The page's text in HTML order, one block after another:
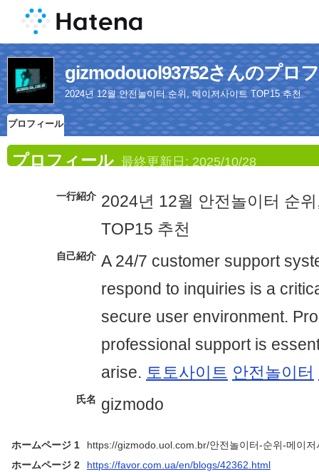
gizmodouol93752さんのプロ
2024년 12월 안전놀이터 순위, 메이저사이트 TOP15 추천
プロフィール
プロフィール 最終更新日: 2025/10/28
一行紹介 2024년 12월 안전놀이터 순
TOP15 추천
自己紹介 A 24/7 customer support
respond to inquiries is a
secure user environment.
professional support is
arise. 토토사이트 안전놀이터
氏名 gizmodo
ホームページ 1
https://gizmodo.uol.com.br/안전놀이터-순위-메이
ホームページ 2
https://favor.com.ua/en/blogs/42362.html